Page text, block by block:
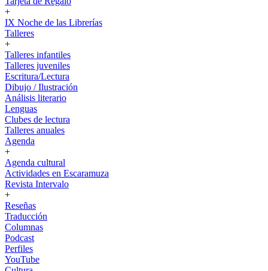
+
IX Noche de las Librerías
Talleres
+
Talleres infantiles
Talleres juveniles
Escritura/Lectura
Dibujo / Ilustración
Análisis literario
Lenguas
Clubes de lectura
Talleres anuales
Agenda
+
Agenda cultural
Actividades en Escaramuza
Revista Intervalo
+
Reseñas
Traducción
Columnas
Podcast
Perfiles
YouTube